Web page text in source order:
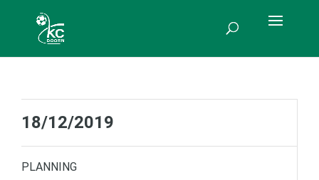
18/12/2019
PLANNING